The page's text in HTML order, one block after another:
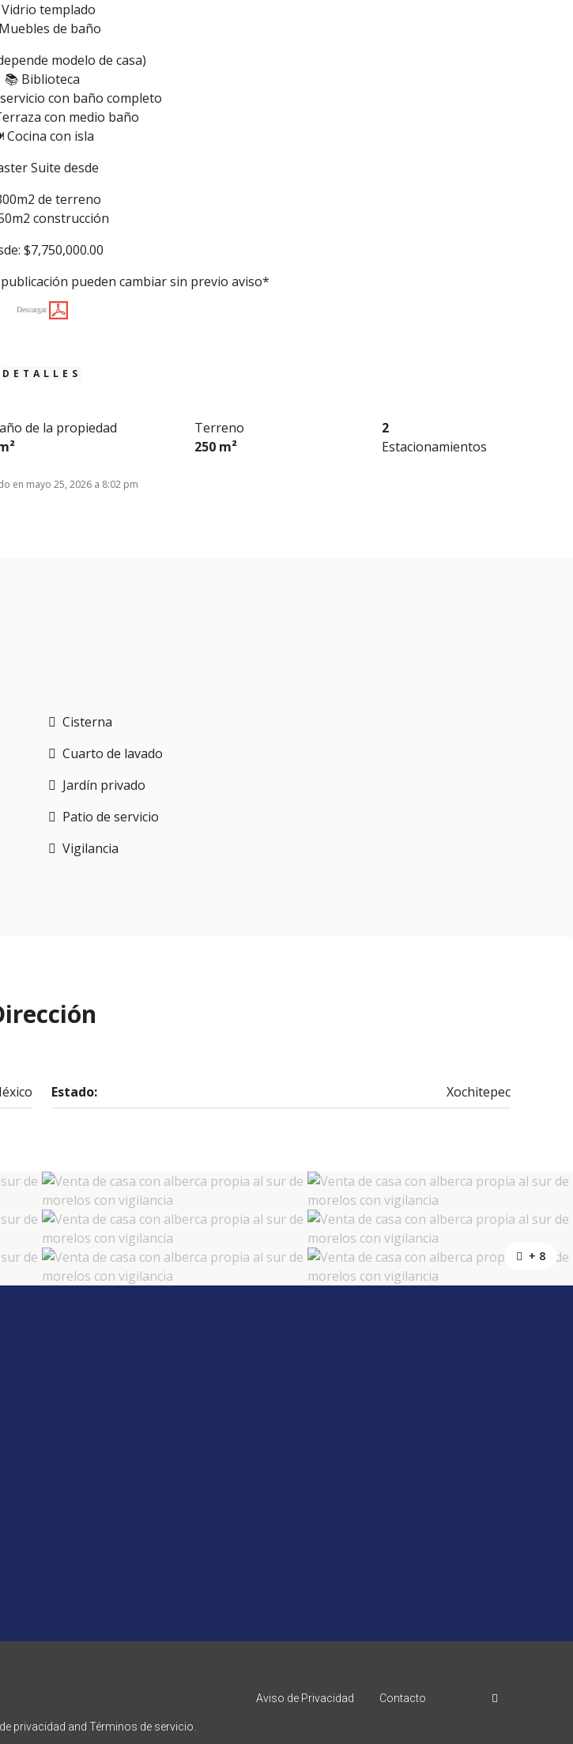
templado
de baño
modelo de casa)
📚 Biblioteca
con baño completo
con medio baño
con isla
Suite desde
de terreno
construcción
$7,750,000.00
pueden cambiar sin previo aviso*
Descargar
DETALLES
de la propiedad
Terreno
250 m²
2
Estacionamientos
en mayo 25, 2026 a 8:02 pm
Cisterna
Cuarto de lavado
Jardín privado
Patio de servicio
Vigilancia
Estado: Xochitepec
+ 8
privacidad and Términos de servicio
Aviso de Privacidad Contacto